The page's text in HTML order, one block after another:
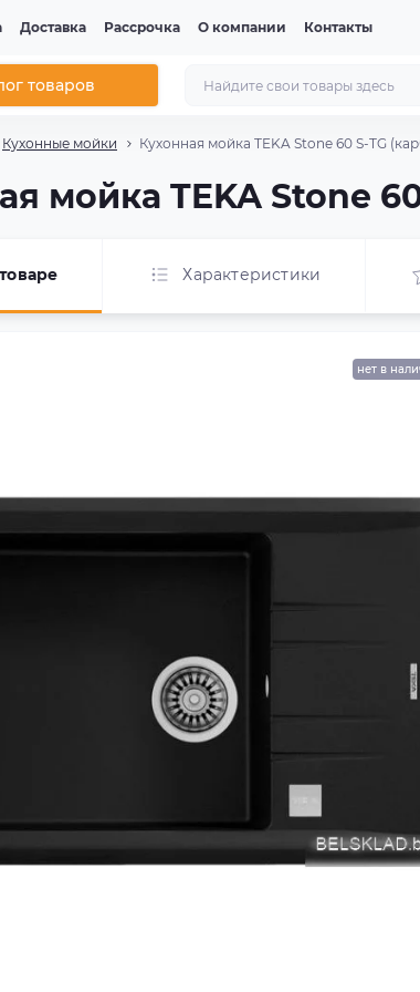
Доставка Рассрочка О компании Контакты
товаров
Кухонные мойки Кухонная мойка TEKA Stone 60 S-TG
мойка TEKA Stone
Характеристики
нет в